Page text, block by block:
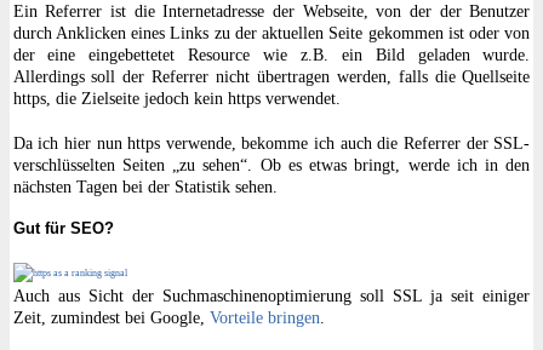
Ein Referrer ist die Internetadresse der Webseite, von der der Benutzer
durch Anklicken eines Links zu der aktuellen Seite gekommen ist oder von
der eine eingebettetet Resource wie z.B. ein Bild geladen wurde.
Allerdings soll der Referrer nicht übertragen werden, falls die Quellseite
https, die Zielseite jedoch kein https verwendet.
Da ich hier nun https verwende, bekomme ich auch die Referrer der SSL-
verschlüsselten Seiten „zu sehen“. Ob es etwas bringt, werde ich in den
nächsten Tagen bei der Statistik sehen.
Gut für SEO?
Auch aus Sicht der Suchmaschinenoptimierung soll SSL ja seit einiger
Zeit, zumindest bei Google, Vorteile bringen.